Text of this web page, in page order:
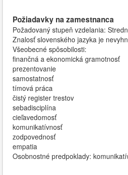
Požiadavky na zamestnanca
Požadovaný stupeň vzdelania:
Znalosť slovenského jazyka je
Všeobecné spôsobilosti:
finančná a ekonomická gramotnosť
prezentovanie
samostatnosť
tímová práca
čistý register trestov
sebadisciplína
cieľavedomosť
komunikatívnosť
zodpovednosť
empatia
Osobnostné predpoklady: